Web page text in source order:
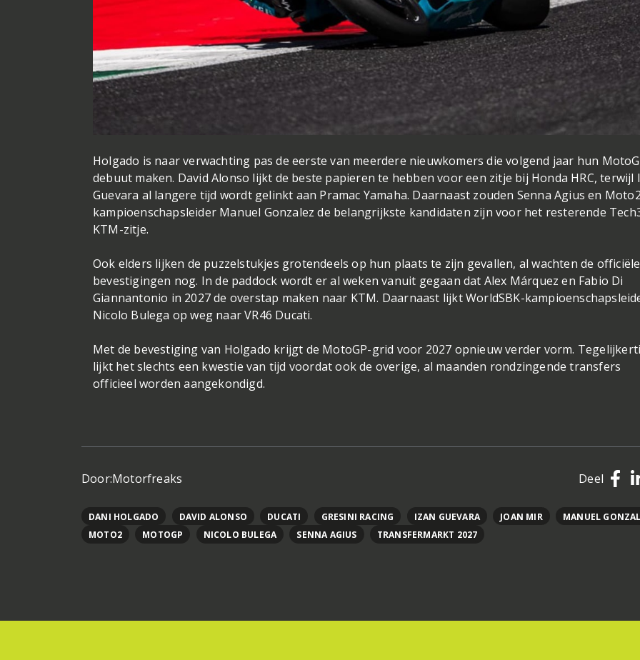
Holgado is naar verwachting pas de eerste van meerdere nieuwkomers die volgend jaar hun
debuut maken. David Alonso lijkt de beste papieren te hebben voor een zitje bij Honda HRC, terwijl
Guevara al langere tijd wordt gelinkt aan Pramac Yamaha. Daarnaast zouden Senna Agius en
kampioenschapsleider Manuel Gonzalez de belangrijkste kandidaten zijn voor het resterende
KTM-zitje.
Ook elders lijken de puzzelstukjes grotendeels op hun plaats te zijn gevallen, al wachten de officiële
bevestigingen nog. In de paddock wordt er al weken vanuit gegaan dat Alex Márquez en Fabio Di
Giannantonio in 2027 de overstap maken naar KTM. Daarnaast lijkt WorldSBK-
Nicolo Bulega op weg naar VR46 Ducati.
Met de bevestiging van Holgado krijgt de MotoGP-grid voor 2027 opnieuw verder vorm.
lijkt het slechts een kwestie van tijd voordat ook de overige, al maanden rondzingende transfers
officieel worden aangekondigd.
Door:Motorfreaks Deel
DANI HOLGADO DAVID ALONSO DUCATI GRESINI RACING IZAN GUEVARA JOAN MIR
MANUEL
MOTO2
MOTOGP NICOLO BULEGA SENNA AGIUS TRANSFERMARKT 2027